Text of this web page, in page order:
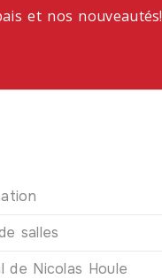
et nos nouveautés!
salles
de Nicolas Houle